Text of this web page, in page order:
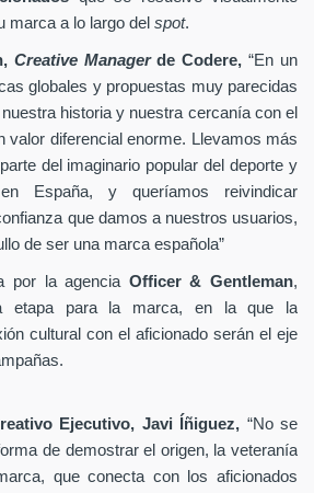
marca a lo largo del spot.
Creative Managerde Codere,“En un
globales y propuestas muy parecidas
historia y nuestra cercanía con el
valor diferencial enorme. Llevamos más
del imaginario popular del deporte y
España, y queríamos reivindicar
que damos a nuestros usuarios,
de ser una marca española”
por la agencia Officer & Gentleman,
etapa para la marca, en la que la
cultural con el aficionado serán el eje
Ejecutivo, Javi Íñiguez, “No se
de demostrar el origen, la veteranía
que conecta con los aficionados